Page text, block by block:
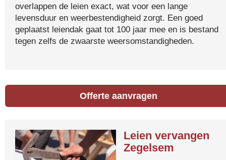
overlappen de leien exact, wat voor een lange
levensduur en weerbestendigheid zorgt. Een goed
geplaatst leiendak gaat tot 100 jaar mee en is bestand
tegen zelfs de zwaarste weersomstandigheden.
Offerte aanvragen
Leien vervangen
Zegelsem